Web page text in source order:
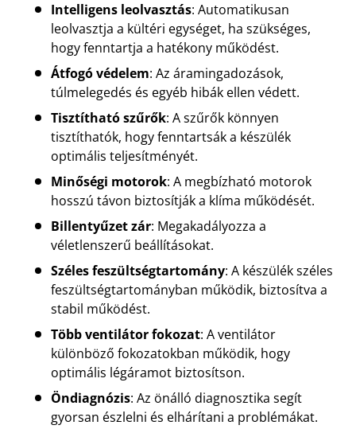
Intelligens leolvasztás: Automatikusan
leolvasztja a kültéri egységet, ha szükséges,
hogy fenntartja a hatékony működést.
Átfogó védelem: Az áramingadozások,
túlmelegedés és egyéb hibák ellen védett.
Tisztítható szűrők: A szűrők könnyen
tisztíthatók, hogy fenntartsák a készülék
optimális teljesítményét.
Minőségi motorok: A megbízható motorok
hosszú távon biztosítják a klíma működését.
Billentyűzet zár: Megakadályozza a
véletlenszerű beállításokat.
Széles feszültségtartomány: A készülék széles
feszültségtartományban működik, biztosítva a
stabil működést.
Több ventilátor fokozat: A ventilátor
különböző fokozatokban működik, hogy
optimális légáramot biztosítson.
Öndiagnózis: Az önálló diagnosztika segít
gyorsan észlelni és elhárítani a problémákat.